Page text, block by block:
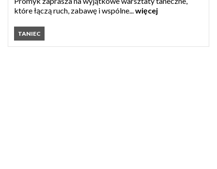
które łączą ruch, zabawę i wspólne...więcej
TANIEC